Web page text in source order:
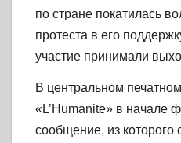
по стране покатилась
протеста в его
участие принимали
В центральном
«L’Humanite» в начале
сообщение, из которого